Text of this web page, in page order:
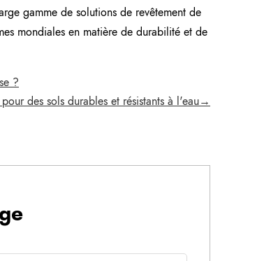
gamme de solutions de revêtement de
mondiales en matière de durabilité et de
?
des sols durables et résistants à l'eau→